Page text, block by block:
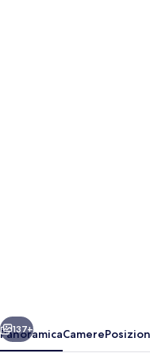
Avanti
137+
PanoramicaCamere